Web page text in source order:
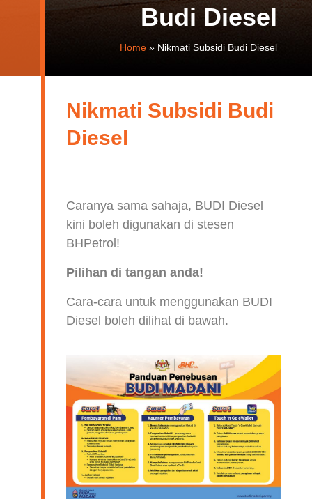
Budi Diesel
Home» Nikmati Subsidi Budi Diesel
Nikmati Subsidi Budi
Diesel
Caranya sama sahaja, BUDI Diesel
kini boleh digunakan di stesen
BHPetrol!
Pilihan di tangan anda!
Cara-cara untuk menggunakan BUDI
Diesel boleh dilihat di bawah.